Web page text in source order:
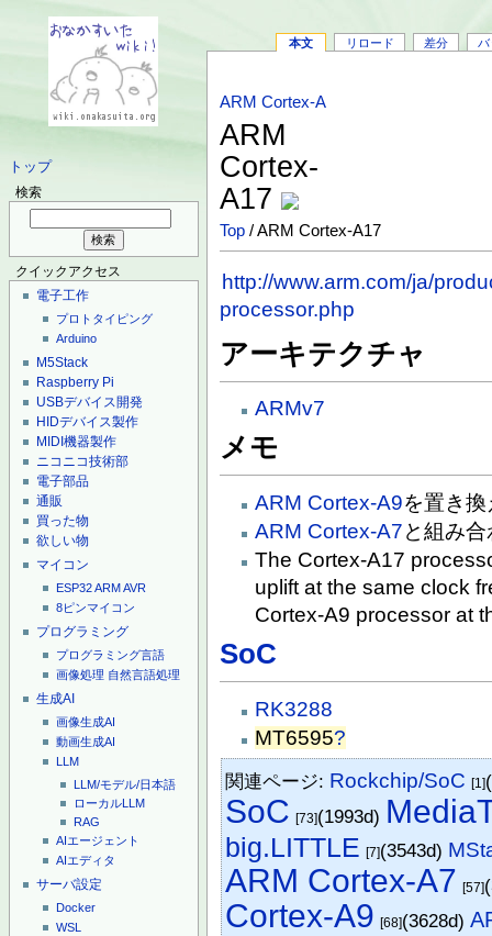
トップ
検索
クイックアクセス
電子工作
プロトタイピング
Arduino
M5Stack
Raspberry Pi
USBデバイス開発
HIDデバイス製作
MIDI機器製作
ニコニコ技術部
電子部品
通販
買った物
欲しい物
マイコン
ESP32ARMAVR
8ピンマイコン
プログラミング
プログラミング言語
画像処理 自然言語処理
生成AI
画像生成AI
動画生成AI
LLM
LLM/モデル/日本語
ローカルLLM
RAG
AIエージェント
AIエディタ
サーバ設定
Docker
WSL
本文 リロード 差分 バ
ARM Cortex-A
ARM
Cortex-
A17
Top / ARM Cortex-A17
http://www.arm.com/ja/
processor.php
アーキテクチャ
ARMv7
メモ
ARM Cortex-A9を置き
ARM Cortex-A7と組み
The Cortex-A17
uplift at the same clock
Cortex-A9 processor at
SoC
RK3288
MT6595?
関連ページ: Rockchip/SoC [1]
SoC [73](1993d)
big.LITTLE [7](3543d)
ARM Cortex-A7 [57]
Cortex-A9 [68](3628d)